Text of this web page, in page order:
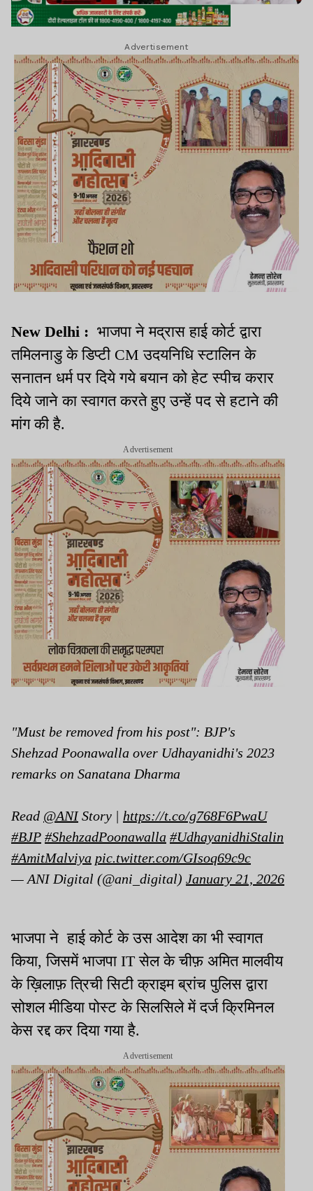
Advertisement
New Delhi : भाजपा ने मद्रास हाई कोर्ट द्वारा
तमिलनाडु के डिप्टी CM उदयनिधि स्टालिन के
सनातन धर्म पर दिये गये बयान को हेट स्पीच करार
दिये जाने का स्वागत करते हुए उन्हें पद से हटाने की
मांग की है.
Advertisement
"Must be removed from his post": BJP's
Shehzad Poonawalla over Udhayanidhi's 2023
remarks on Sanatana Dharma
Read @ANIStory | https://t.co/g768F6PwaU
#BJP #ShehzadPoonawalla #UdhayanidhiStalin
#AmitMalviya pic.twitter.com/GIsoq69c9c
— ANI Digital (@ani_digital) January 21, 2026
भाजपा ने हाई कोर्ट के उस आदेश का भी स्वागत
किया, जिसमें भाजपा IT सेल के चीफ़ अमित मालवीय
के ख़िलाफ़ त्रिची सिटी क्राइम ब्रांच पुलिस द्वारा
सोशल मीडिया पोस्ट के सिलसिले में दर्ज क्रिमिनल
केस रद्द कर दिया गया है.
Advertisement